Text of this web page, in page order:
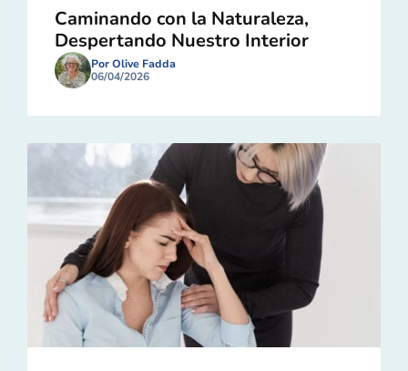
Caminando con la Naturaleza,
Despertando Nuestro Interior
Por Olive Fadda
06/04/2026